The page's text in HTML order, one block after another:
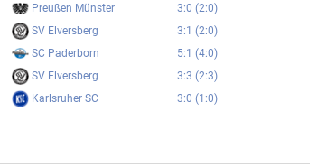
Preußen Münster
3:0 (2:0)
SV Elversberg
3:1 (2:0)
SC Paderborn
5:1 (4:0)
SV Elversberg
3:3 (2:3)
Karlsruher SC 3:0 (1:0)